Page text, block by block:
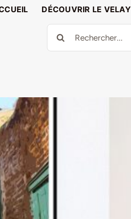
DÉCOUVRIR LE VELAY
Rechercher: